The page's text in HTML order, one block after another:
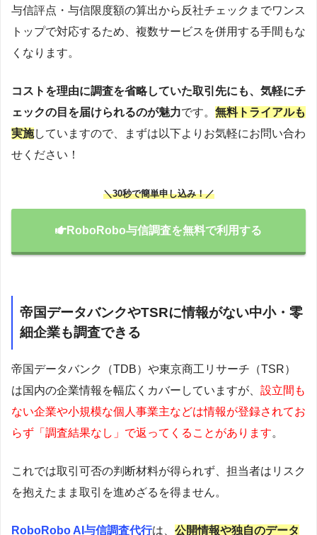
与信評点・与信限度額の算出から反社チェックまでワンス
トップで対応するため、複数サービスを併用する手間もな
くなります。
コストを理由に調査を省略していた取引先にも、気軽にチ
ェックの目を届けられるのが魅力です。 無料トライアルも
実施していますので、まずは以下よりお気軽にお問い合わ
せください！
＼30秒で簡単申し込み！／
RoboRobo与信調査を無料で利用する
帝国データバンクやTSRに情報がない中小・零
細企業も調査できる
帝国データバンク（TDB）や東京商工リサーチ（TSR）
は国内の企業情報を幅広くカバーしていますが、 設立間も
ない企業や小規模な個人事業主などは情報が登録されてお
らず「調査結果なし」で返ってくることがあります。
これでは取引可否の判断材料が得られず、担当者はリスク
を抱えたまま取引を進めざるを得ません。
RoboRobo AI与信調査代行は、 公開情報や独自のデータ